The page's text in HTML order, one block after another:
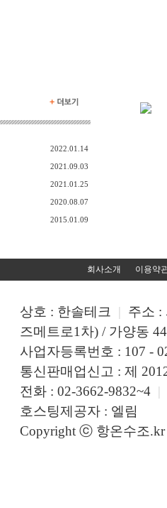
2022.01.14
2021.09.03
2021.01.25
2020.08.07
2015.01.09
회사소개 이용약
상호 : 한솔테크 |
주소 :
즈메트로1차) / 가양동
사업자등록번호 : 107 -
통신판매업신고 : 제
전화 : 02-3662-9832~4 |
호스팅제공자 : 엘림
Copyright ⓒ 항온수조